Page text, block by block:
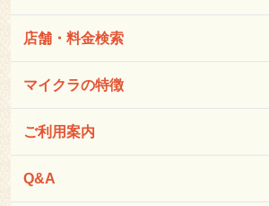
店舗・料金検索
マイクラの特徴
ご利用案内
Q&A